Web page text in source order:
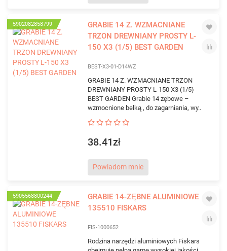
5902082858799
GRABIE 14 Z. WZMACNIANE
TRZON DREWNIANY PROSTY L-
150 X3 (1/5) BEST GARDEN
BEST-X3-01-D14WZ
GRABIE 14 Z. WZMACNIANE TRZON
DREWNIANY PROSTY L-150 X3 (1/5)
BEST GARDEN Grabie 14 zębowe –
wzmocnione belką , do zagarniania, wy..
38.41zł
Powiadom mnie
5905568800244
GRABIE 14-ZĘBNE ALUMINIOWE
135510 FISKARS
FIS-1000652
Rodzina narzędzi aluminiowych Fiskars